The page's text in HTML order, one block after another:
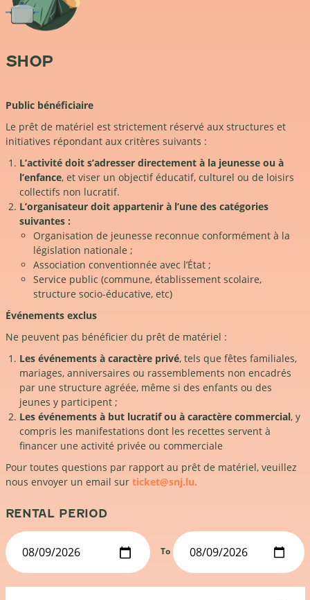
SHOP
Public bénéficiaire
Le prêt de matériel est strictement réservé aux structures et
initiatives répondant aux critères suivants :
L’activité doit s’adresser directement à la jeunesse ou à
l’enfance, et viser un objectif éducatif, culturel ou de loisirs
collectifs non lucratif.
L’organisateur doit appartenir à l’une des catégories
suivantes :
Organisation de jeunesse reconnue conformément à la
législation nationale ;
Association conventionnée avec l’État ;
Service public (commune, établissement scolaire,
structure socio-éducative, etc)
Événements exclus
Ne peuvent pas bénéficier du prêt de matériel :
Les événements à caractère privé, tels que fêtes familiales,
mariages, anniversaires ou rassemblements non encadrés
par une structure agréée, même si des enfants ou des
jeunes y participent ;
Les événements à but lucratif ou à caractère commercial, y
compris les manifestations dont les recettes servent à
financer une activité privée ou commerciale
Pour toutes questions par rapport au prêt de matériel, veuillez
nous envoyer un email sur ticket@snj.lu.
RENTAL PERIOD
To